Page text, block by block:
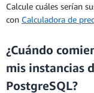
Calcule cuáles serían
con Calculadora de
¿Cuándo
mis instancias
PostgreSQL?